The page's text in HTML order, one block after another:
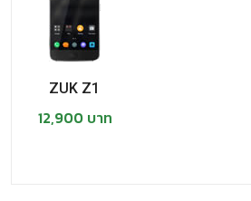
ZUK Z1
12,900 บาท